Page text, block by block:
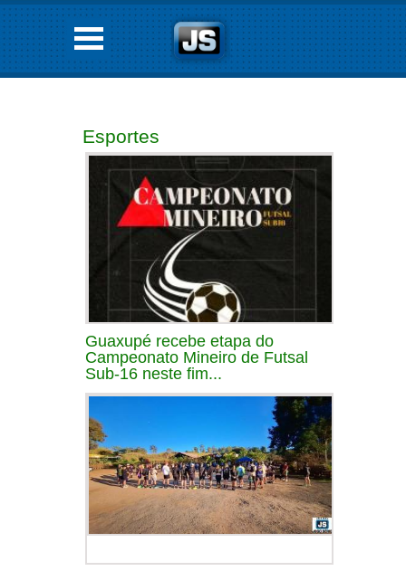
Esportes
Guaxupé recebe etapa do
Campeonato Mineiro de Futsal
Sub-16 neste fim...